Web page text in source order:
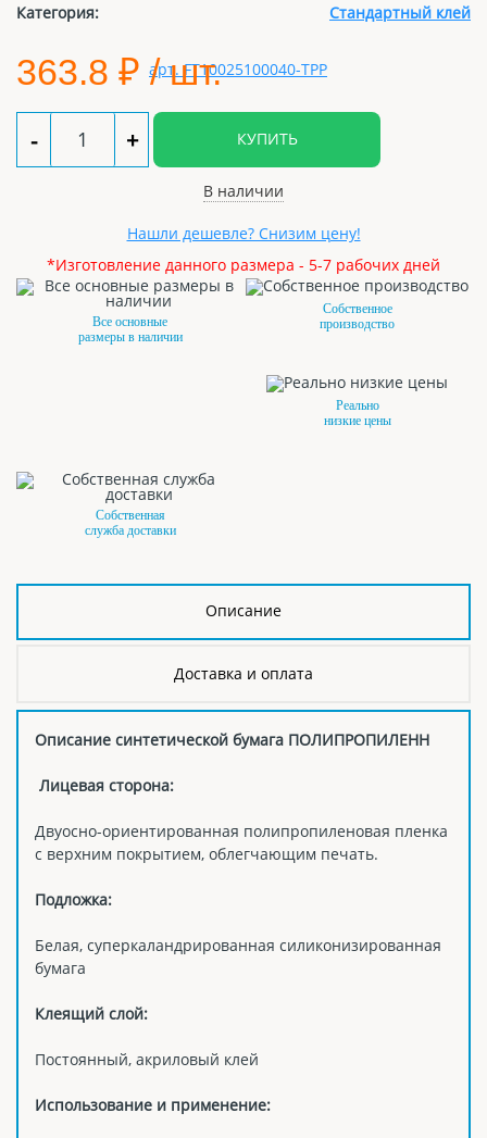
Категория:
Стандартный клей
363.8 ₽ / шт.
- + КУПИТЬ
В наличии
Нашли дешевле? Снизим цену!
*Изготовление данного размера - 5-7 рабочих дней
Все основные
размеры в наличии
Собственное
производство
Реально
низкие цены
Собственная
служба доставки
Описание
Доставка и оплата
Описание синтетической бумага ПОЛИПРОПИЛЕНН
Лицевая сторона:
Двуосно-ориентированная полипропиленовая пленка
с верхним покрытием, облегчающим печать.
Подложка:
Белая, суперкаландрированная силиконизированная
бумага
Клеящий слой:
Постоянный, акриловый клей
Использование и применение: